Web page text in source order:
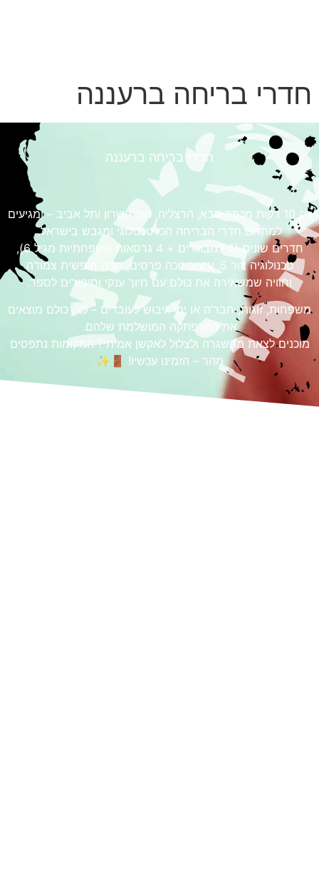
חדרי בריחה ברעננה
חדרי בריחה ברעננה
רק 10 דקות מכפר סבא, הרצליה, הוד השרון ותל אביב – ומגיעים
למתחם חדרי הבריחה הכי טכנולוגי ומגבש בישראל.
חדרים שונים (4 למבוגרים + 4 גרסאות משפחתיות מגיל 6),
טכנולוגיה דור 5, עיצוב זוכה פרסים, חניה חופשית צמודה
וחוויה שמשאירה את כולם עם חיוך ענקי וסיפורים לספר.
משפחות, זוגות, חבר’ה או ימי גיבוש לעובדים – כאן כולם מוצאים
את ההרפתקה המושלמת שלהם.
מוכנים לצאת מהשגרה ולצלול לאקשן אמיתי? המקומות נתפסים
מהר – הזמינו עכשיו! 🚪✨